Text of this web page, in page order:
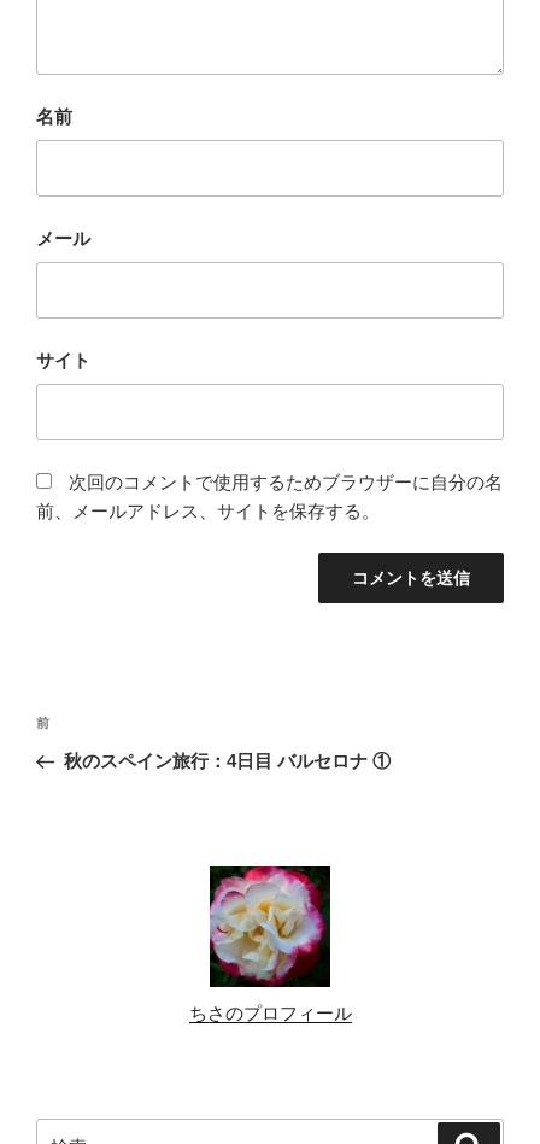
名前
メール
サイト
次回のコメントで使用するためブラウザーに自分の名
前、メールアドレス、サイトを保存する。
投
ナ
前
の
前
秋のスペイン旅行：4日目 バルセロナ ①
ちさのプロフィール